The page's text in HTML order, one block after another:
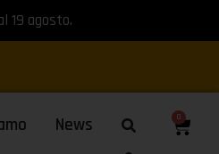
19 agosto.
News 0